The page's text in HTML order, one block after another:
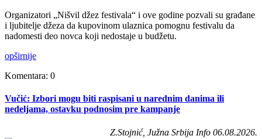
Organizatori „Nišvil džez festivala“ i ove godine pozvali su građane
i ljubitelje džeza da kupovinom ulaznica pomognu festivalu da
nadomesti deo novca koji nedostaje u budžetu.
opširnije
Komentara: 0
Vučić: Izbori mogu biti raspisani u narednim danima ili
nedeljama, ostavku podnosim pre kampanje
Z.Stojnić, Južna Srbija Info 06.08.2026.